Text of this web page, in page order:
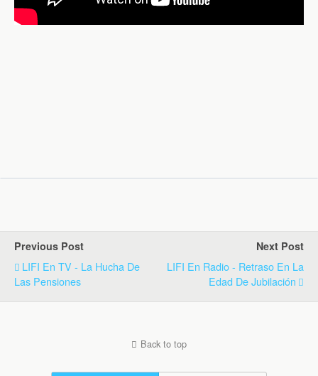
Previous Post
LIFI En TV - La Hucha De
Las Pensiones
Next Post
LIFI En Radio - Retraso En La
Edad De Jubilación
Back to top